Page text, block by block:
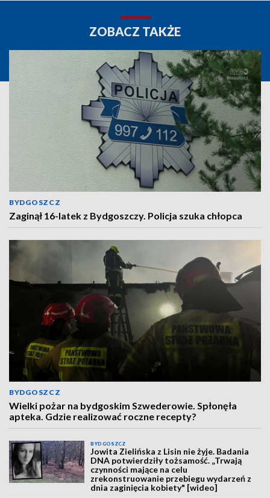
ZOBACZ TAKŻE
BYDGOSZCZ
Zaginął 16-latek z Bydgoszczy. Policja szuka chłopca
BYDGOSZCZ
Wielki pożar na bydgoskim Szwederowie. Spłonęła
apteka. Gdzie realizować roczne recepty?
BYDGOSZCZ
Jowita Zielińska z Lisin nie żyje. Badania
DNA potwierdziły tożsamość. „Trwają
czynności mające na celu
zrekonstruowanie przebiegu wydarzeń z
dnia zaginięcia kobiety" [wideo]